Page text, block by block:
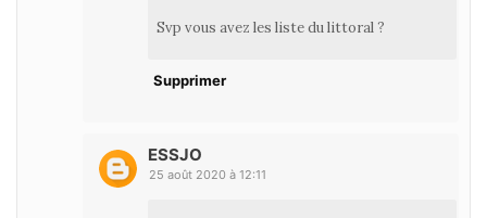
Svp vous avez les liste du littoral ?
Supprimer
ESSJO
25 août 2020 à 12:11